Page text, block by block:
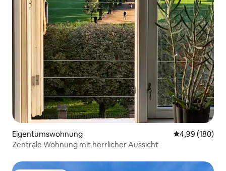
Eigentumswohnung
4,99 (180)
Zentrale Wohnung mit herrlicher Aussicht